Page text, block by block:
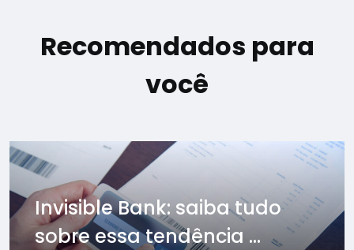
Recomendados para
você
Invisible Bank: saiba tudo
sobre essa tendência ...